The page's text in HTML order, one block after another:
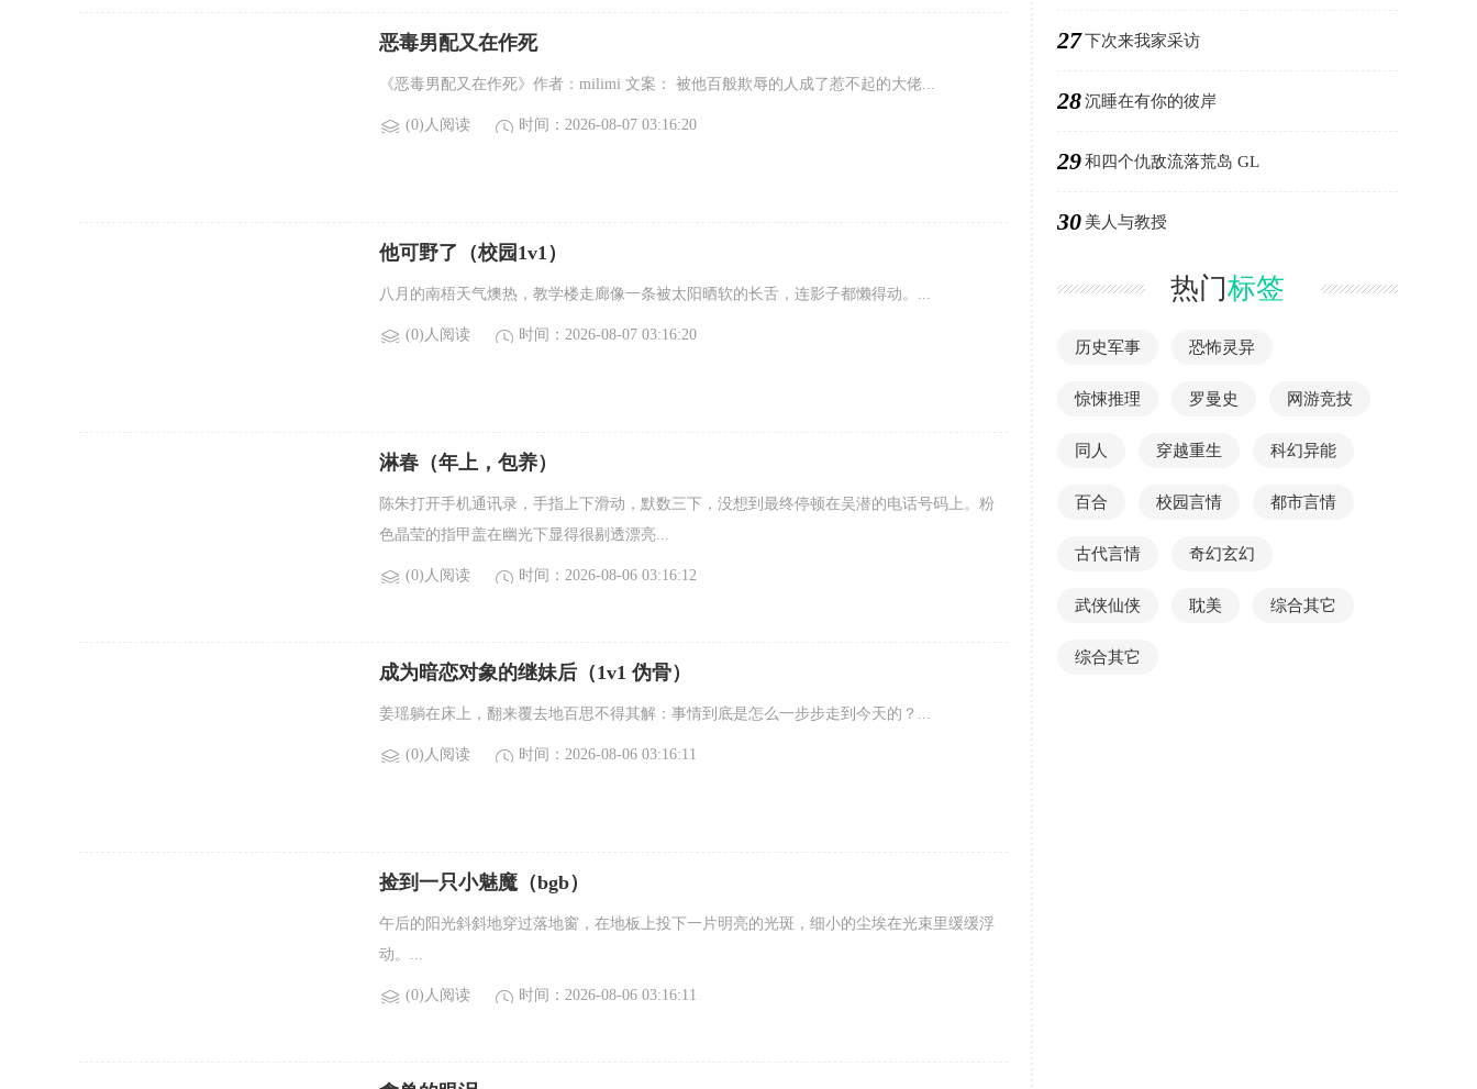
恶毒男配又在作死
《恶毒男配又在作死》作者：milimi 文案： 被他百般欺辱的人成了惹不起的大佬...
(0)人阅读 时间：2026-08-07 03:16:20
他可野了（校园1v1）
八月的南梧天气燠热，教学楼走廊像一条被太阳晒软的长舌，连影子都懒得动。...
(0)人阅读 时间：2026-08-07 03:16:20
淋春（年上，包养）
陈朱打开手机通讯录，手指上下滑动，默数三下，没想到最终停顿在吴潜的电话号码上。粉
色晶莹的指甲盖在幽光下显得很剔透漂亮...
(0)人阅读 时间：2026-08-06 03:16:12
成为暗恋对象的继妹后（1v1 伪骨）
姜瑶躺在床上，翻来覆去地百思不得其解：事情到底是怎么一步步走到今天的？...
(0)人阅读 时间：2026-08-06 03:16:11
捡到一只小魅魔（bgb）
午后的阳光斜斜地穿过落地窗，在地板上投下一片明亮的光斑，细小的尘埃在光束里缓缓浮
动。...
(0)人阅读 时间：2026-08-06 03:16:11
27下次来我家采访
28沉睡在有你的彼岸
29和四个仇敌流落荒岛 GL
30 美人与教授
热门标签
历史军事 恐怖灵异
惊悚推理 罗曼史 网游竞技
同人 穿越重生 科幻异能
百合 校园言情 都市言情
古代言情 奇幻玄幻
武侠仙侠 耽美 综合其它
综合其它